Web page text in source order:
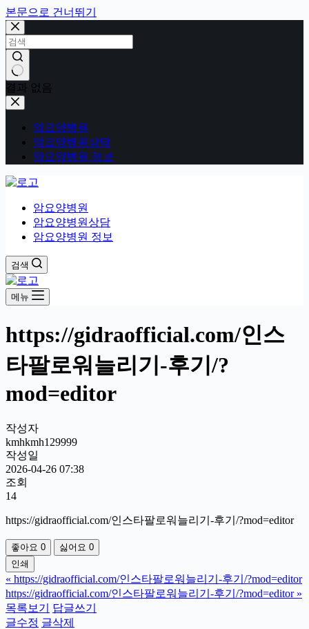
본문으로 건너뛰기
결과 없음
암요양병원
암요양병원상담
암요양병원 정보
암요양병원
암요양병원상담
암요양병원 정보
검색
메뉴
https://gidraofficial.com/인스
타팔로워늘리기-후기/?
mod=editor
작성자
kmhkmh129999
작성일
2026-04-26 07:38
조회
14
https://gidraofficial.com/인스타팔로워늘리기-후기/?mod=editor
좋아요 0 싫어요 0
인쇄
« https://gidraofficial.com/인스타팔로워늘리기-후기/?mod=editor
https://gidraofficial.com/인스타팔로워늘리기-후기/?mod=editor »
목록보기
답글쓰기
글수정 글삭제